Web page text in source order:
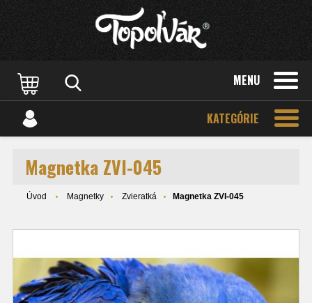
MENU
KATEGÓRIE
Magnetka ZVI-045
Úvod Magnetky Zvieratká Magnetka ZVI-045